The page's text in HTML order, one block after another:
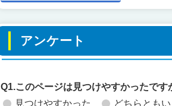
アンケート
Q1.このページは見つけやすかったです
見つけやすかった
どちらとも